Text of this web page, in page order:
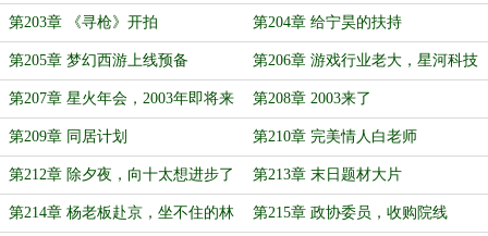
第203章 《寻枪》开拍 第204章 给宁昊的扶持
第205章 梦幻西游上线预备 第206章 游戏行业老大，星河科技
搬家
第207章 星火年会，2003年即将来
临
第208章 2003来了
第209章 同居计划 第210章 完美情人白老师
第212章 除夕夜，向十太想进步了 第213章 末日题材大片
第214章 杨老板赴京，坐不住的林 第215章 政协委员，收购院线